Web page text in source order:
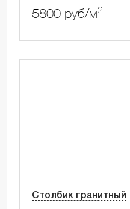
5800 руб/м2
Столбик гранитный